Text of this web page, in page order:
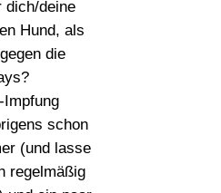
dich/deine
Hund, als
die
Impfung
schon
(und lasse
regelmäßig